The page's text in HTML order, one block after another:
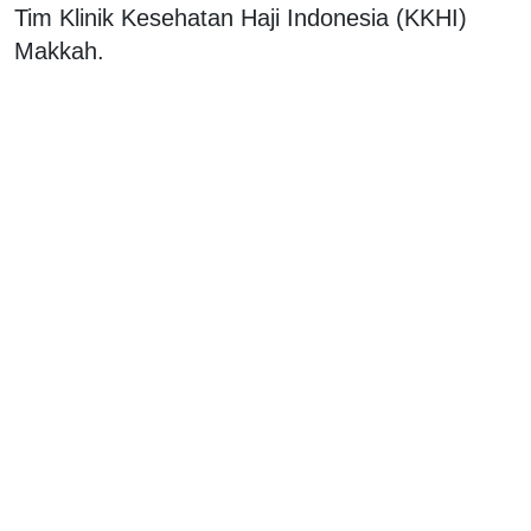
Tim Klinik Kesehatan Haji Indonesia (KKHI)
Makkah.